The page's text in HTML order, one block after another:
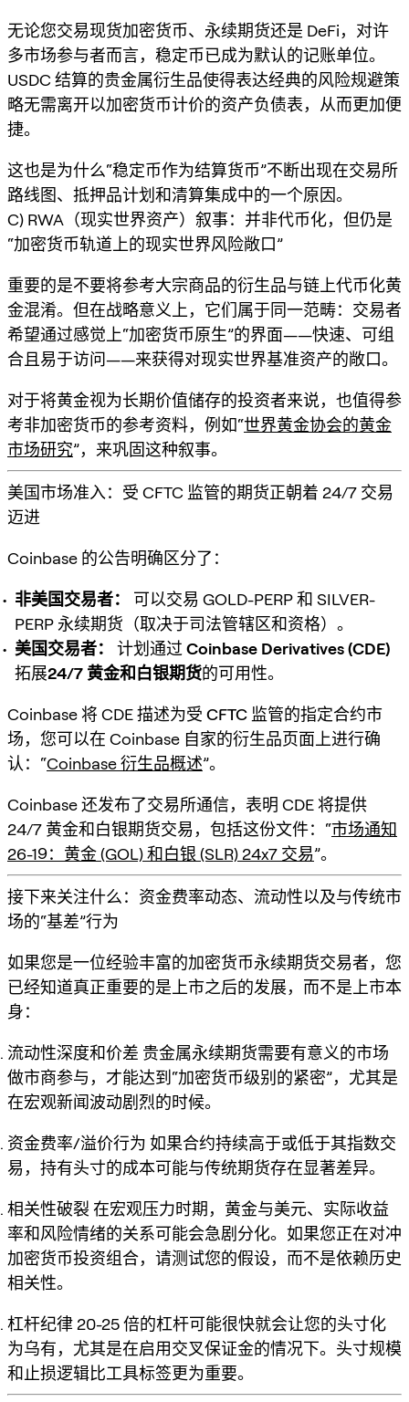
无论您交易现货加密货币、永续期货还是 DeFi，对许
多市场参与者而言，稳定币已成为默认的记账单位。
USDC 结算的贵金属衍生品使得表达经典的风险规避策
略无需离开以加密货币计价的资产负债表，从而更加便
捷。
这也是为什么“稳定币作为结算货币”不断出现在交易所
路线图、抵押品计划和清算集成中的一个原因。
C) RWA（现实世界资产）叙事：并非代币化，但仍是
“加密货币轨道上的现实世界风险敞口”
重要的是不要将参考大宗商品的衍生品与链上代币化黄
金混淆。但在战略意义上，它们属于同一范畴：交易者
希望通过感觉上“加密货币原生”的界面——快速、可组
合且易于访问——来获得对现实世界基准资产的敞口。
对于将黄金视为长期价值储存的投资者来说，也值得参
考非加密货币的参考资料，例如“世界黄金协会的黄金
市场研究”，来巩固这种叙事。
美国市场准入：受 CFTC 监管的期货正朝着 24/7 交易
迈进
Coinbase 的公告明确区分了：
非美国交易者：
可以交易 GOLD-PERP 和 SILVER-
PERP 永续期货（取决于司法管辖区和资格）。
美国交易者：
计划通过 Coinbase Derivatives (CDE)
拓展24/7 黄金和白银期货的可用性。
Coinbase 将 CDE 描述为受 CFTC 监管的指定合约市
场，您可以在 Coinbase 自家的衍生品页面上进行确
认：“Coinbase 衍生品概述”。
Coinbase 还发布了交易所通信，表明 CDE 将提供
24/7 黄金和白银期货交易，包括这份文件：“市场通知
26-19：黄金 (GOL) 和白银 (SLR) 24x7 交易”。
接下来关注什么：资金费率动态、流动性以及与传统市
场的“基差”行为
如果您是一位经验丰富的加密货币永续期货交易者，您
已经知道真正重要的是上市之后的发展，而不是上市本
身：
流动性深度和价差 贵金属永续期货需要有意义的市场
做市商参与，才能达到“加密货币级别的紧密”，尤其是
在宏观新闻波动剧烈的时候。
资金费率/溢价行为 如果合约持续高于或低于其指数交
易，持有头寸的成本可能与传统期货存在显著差异。
相关性破裂 在宏观压力时期，黄金与美元、实际收益
率和风险情绪的关系可能会急剧分化。如果您正在对冲
加密货币投资组合，请测试您的假设，而不是依赖历史
相关性。
杠杆纪律 20-25 倍的杠杆可能很快就会让您的头寸化
为乌有，尤其是在启用交叉保证金的情况下。头寸规模
和止损逻辑比工具标签更为重要。